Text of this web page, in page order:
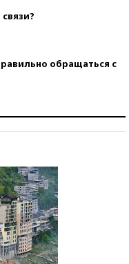
обращаться с